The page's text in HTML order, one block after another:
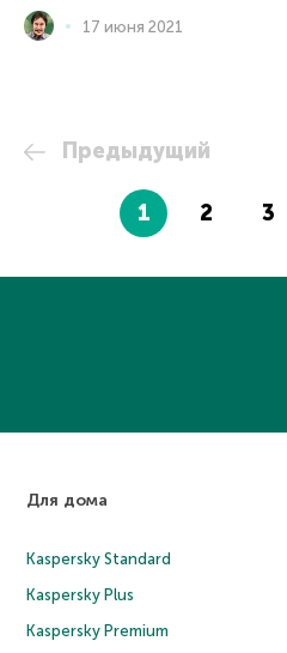
17 июня 2021
Предыдущий
1 2 3
Для дома
Kaspersky Standard
Kaspersky Plus
Kaspersky Premium